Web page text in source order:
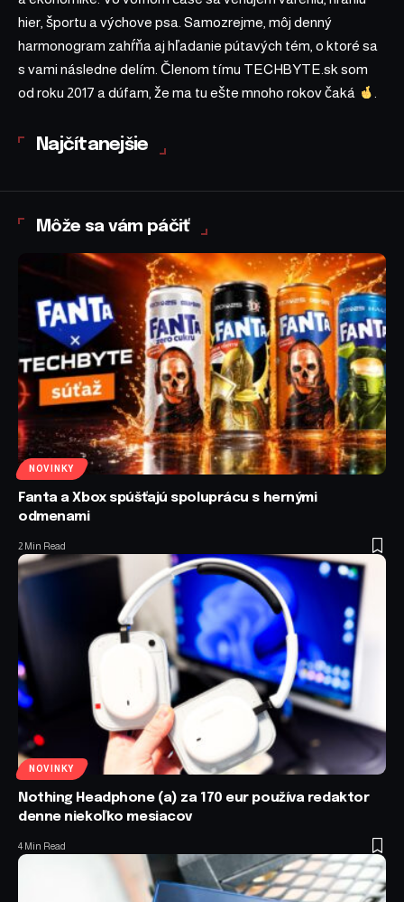
hier, športu a výchove psa. Samozrejme, môj denný
harmonogram zahŕňa aj hľadanie pútavých tém, o ktoré sa
s vami následne delím. Členom tímu TECHBYTE.sk som
od roku 2017 a dúfam, že ma tu ešte mnoho rokov čaká
Najčítanejšie
Môže sa vám páčiť
NOVINKY
Fanta a Xbox spúšťajú spoluprácu s hernými
odmenami
2 Min Read
NOVINKY
Nothing Headphone (a) za 170 eur používa redaktor
denne niekoľko mesiacov
4 Min Read